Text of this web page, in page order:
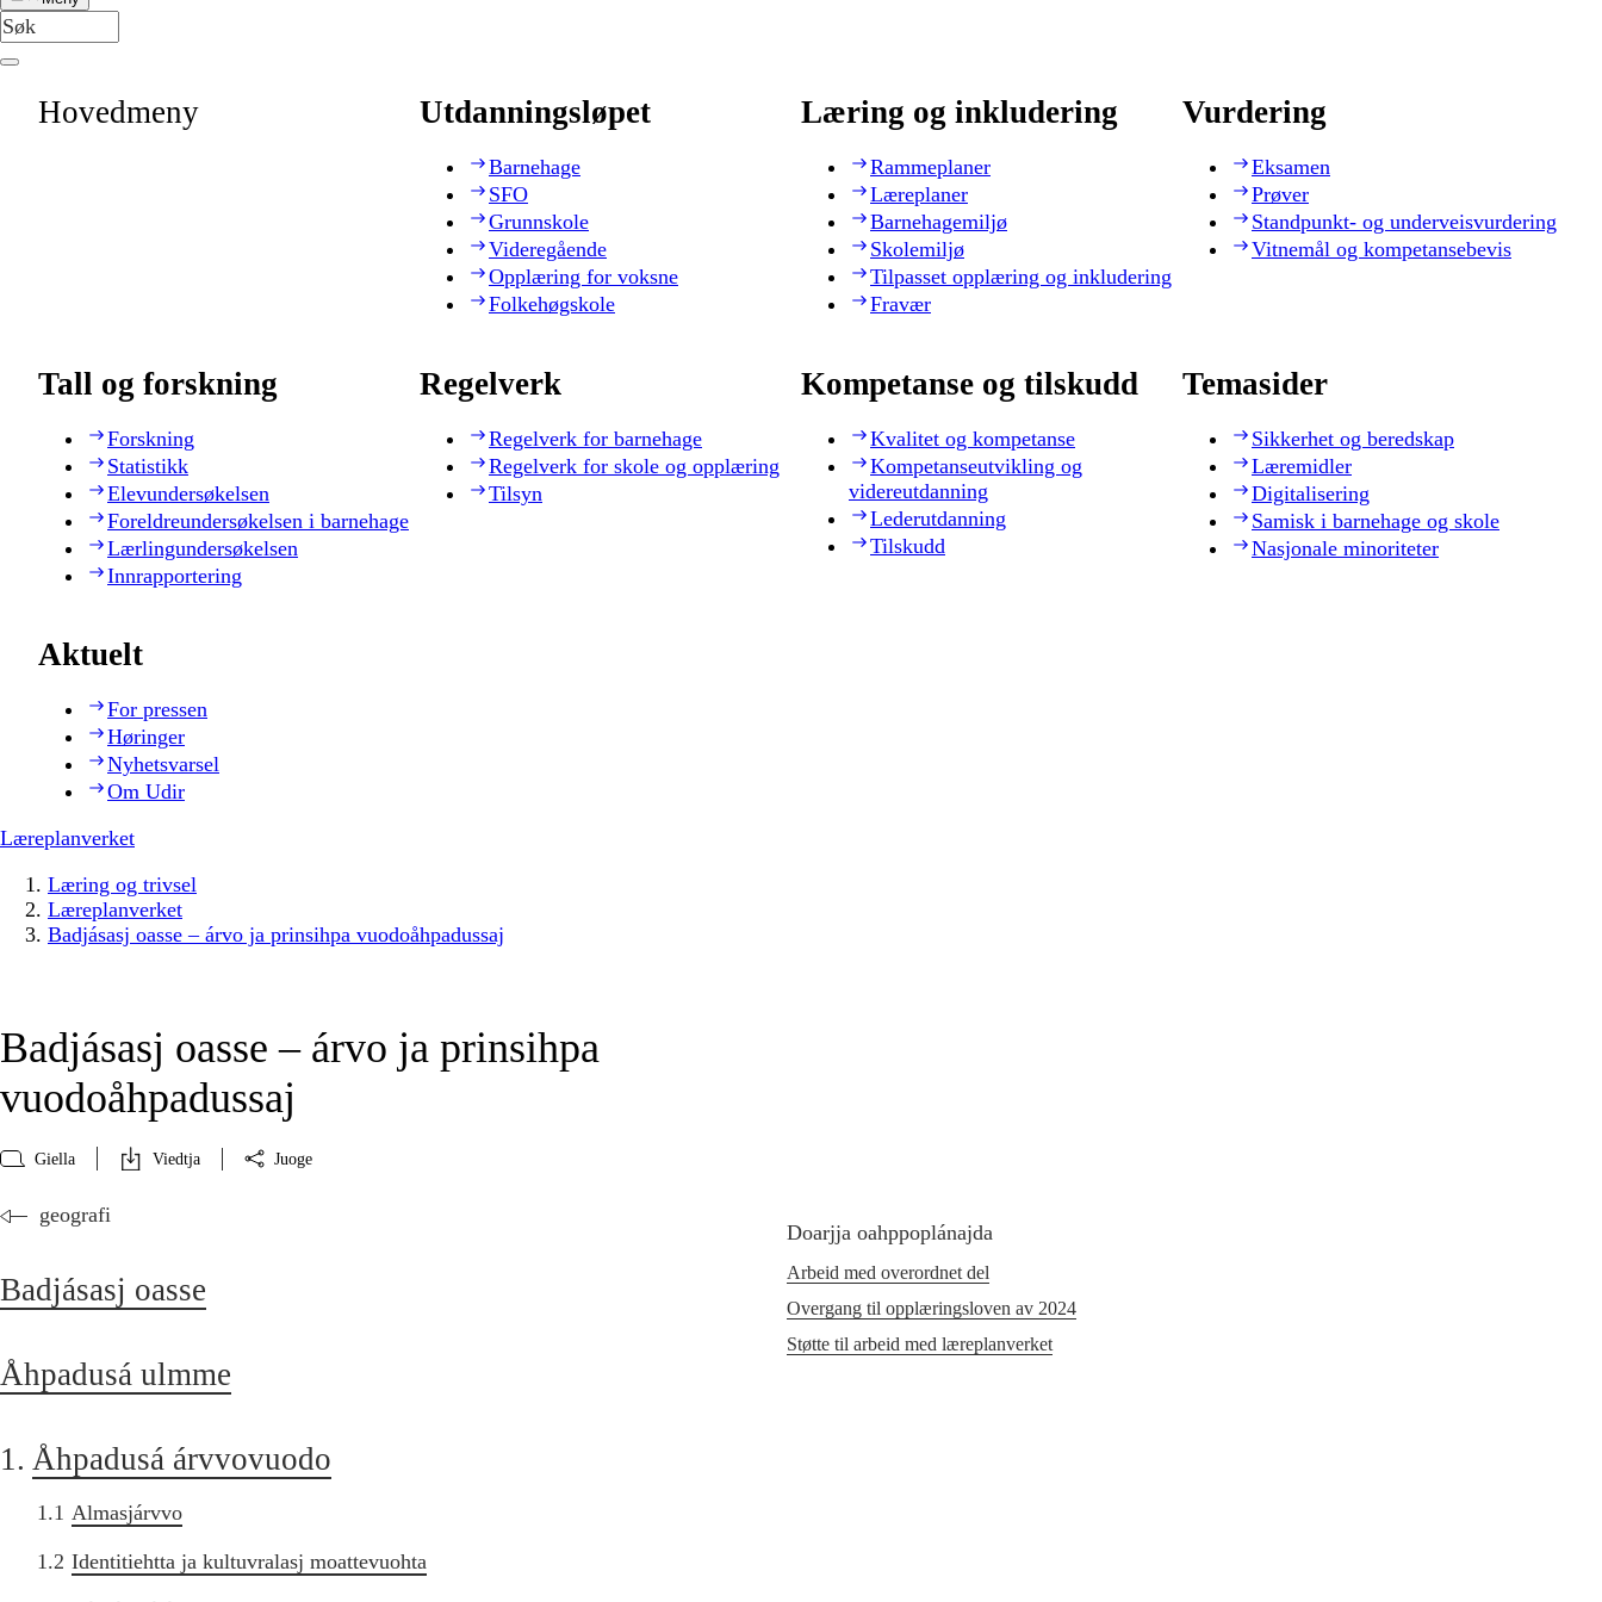
Hovedmeny Utdanningsløpet
Barnehage
SFO
Grunnskole
Videregående
Opplæring for voksne
Folkehøgskole
Læring og inkludering
Rammeplaner
Læreplaner
Barnehagemiljø
Skolemiljø
Tilpasset opplæring og inkludering
Fravær
Vurdering
Eksamen
Prøver
Standpunkt- og underveisvurdering
Vitnemål og kompetansebevis
Tall og forskning
Forskning
Statistikk
Elevundersøkelsen
Foreldreundersøkelsen i barnehage
Lærlingundersøkelsen
Innrapportering
Regelverk
Regelverk for barnehage
Regelverk for skole og opplæring
Tilsyn
Kompetanse og tilskudd
Kvalitet og kompetanse
Kompetanseutvikling og
videreutdanning
Lederutdanning
Tilskudd
Temasider
Sikkerhet og beredskap
Læremidler
Digitalisering
Samisk i barnehage og skole
Nasjonale minoriteter
Aktuelt
For pressen
Høringer
Nyhetsvarsel
Om Udir
Læreplanverket
Læring og trivsel
Læreplanverket
Badjásasj oasse – árvo ja prinsihpa vuodoåhpadussaj
Badjásasj oasse – árvo ja prinsihpa
vuodoåhpadussaj
Giella Viedtja Juoge
geografi
Badjásasj oasse
Åhpadusá ulmme
1. Åhpadusá árvvovuodo
1.1 Almasjárvvo
1.2 Identitiehtta ja kultuvralasj moattevuohta
Doarjja oahppoplánajda
Arbeid med overordnet del
Overgang til opplæringsloven av 2024
Støtte til arbeid med læreplanverket